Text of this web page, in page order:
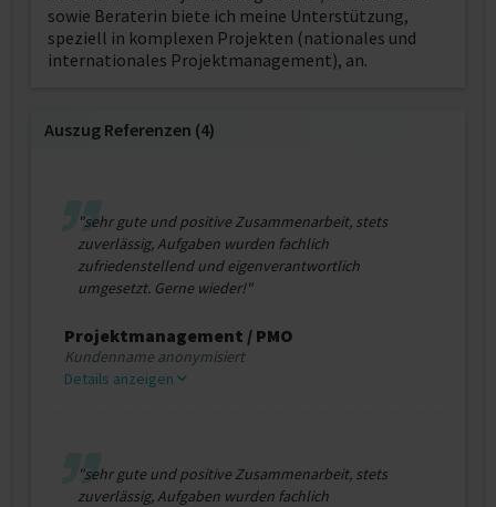
sowie Beraterin biete ich meine Unterstützung,
speziell in komplexen Projekten (nationales und
internationales Projektmanagement), an.
Auszug Referenzen (4)
"sehr gute und positive Zusammenarbeit, stets
zuverlässig, Aufgaben wurden fachlich
zufriedenstellend und eigenverantwortlich
umgesetzt. Gerne wieder!"
Projektmanagement / PMO
Kundenname anonymisiert
Details anzeigen
"sehr gute und positive Zusammenarbeit, stets
zuverlässig, Aufgaben wurden fachlich